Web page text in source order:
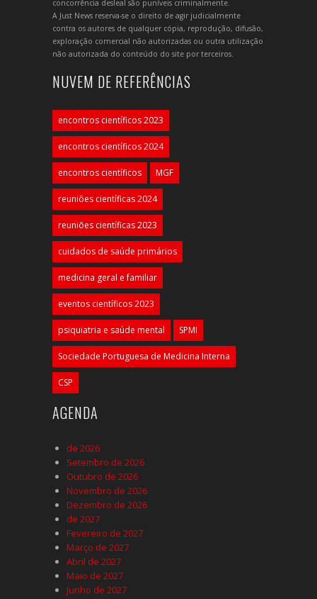
concorrência desleal são puníveis criminalmente.
A Just News reserva-se o direito de agir judicialmente
contra os autores de qualquer cópia, reprodução, difusão,
exploração comercial não autorizadas ou outra utilização
não autorizada do conteúdo do site por terceiros.
NUVEM DE REFERÊNCIAS
encontros científicos 2023
encontros científicos 2024
encontros científicos MGF
reuniões científicas 2024
reuniões científicas 2023
cuidados de saúde primários
medicina geral e familiar
eventos científicos 2023
psiquiatria e saúde mental SPMI
Sociedade Portuguesa de Medicina Interna
CSP
AGENDA
de 2026
Setembro de 2026
Outubro de 2026
Novembro de 2026
Dezembro de 2026
de 2027
Fevereiro de 2027
Março de 2027
Abril de 2027
Maio de 2027
Junho de 2027